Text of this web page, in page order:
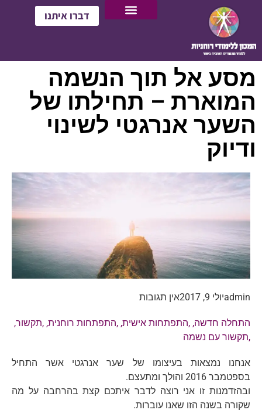
דברו איתנו
מסע אל תוך הנשמה
המוארת – תחילתו של
השער אנרגטי לשינוי
ודיוק
adminיולי 9, 2017 אין תגובות
התחלה חדשה, ,התפתחות אישית, ,התפתחות רוחנית, ,תקשור,
,תקשור עם נשמה
אנחנו נמצאות בעיצומו של שער אנרגטי אשר התחיל
בספטמבר 2016 והולך ומתעצם.
ובהזדמנות זו אני רוצה לדבר איתכם קצת בהרחבה על מה
שקורה בשנה הזו שאנו עוברות.